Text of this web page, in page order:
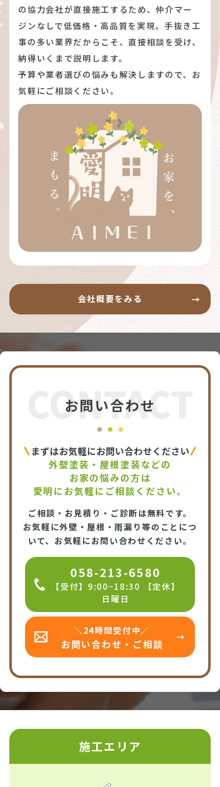
の協力会社が直接施工するため、仲介マー
ジンなしで低価格・高品質を実現。手抜き工
事の多い業界だからこそ、直接相談を受け、
納得いくまで説明します。
予算や業者選びの悩みも解決しますので、お
気軽にご相談ください。
会社概要をみる
CONTACT
お問い合わせ
まずはお気軽にお問い合わせください
外壁塗装・屋根塗装などの
お家の悩みの方は
愛明にお気軽にご相談ください。
ご相談・お見積り・ご診断は無料です。
お気軽に外壁・屋根・雨漏り等のことにつ
いて、お気軽にお問い合わせください。
058-213-6580
【受付】9:00~18:30 【定休】
日曜日
＼24時間受付中／
お問い合わせ・ご相談
施工エリア